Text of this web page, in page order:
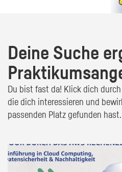
Deine Suche
Du bist fast da! Klick dich
die dich interessieren und
passenden Platz gefunden hast.